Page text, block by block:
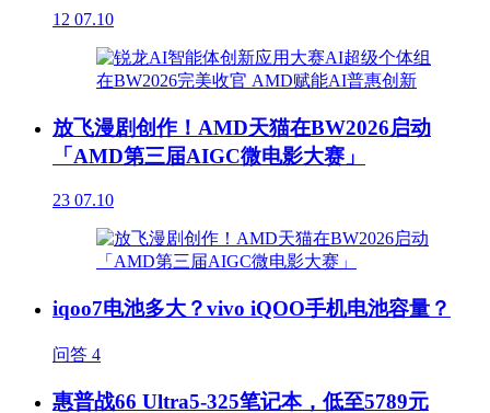
12 07.10
放飞漫剧创作！AMD天猫在BW2026启动
「AMD第三届AIGC微电影大赛」
23 07.10
iqoo7电池多大？vivo iQOO手机电池容量？
问答 4
惠普战66 Ultra5-325笔记本，低至5789元